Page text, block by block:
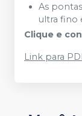
As
ultra fino
Clique e
Link para